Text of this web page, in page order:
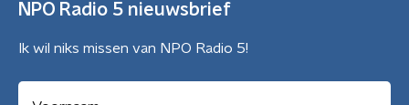
NPO Radio 5 nieuwsbrief
Ik wil niks missen van NPO Radio 5!